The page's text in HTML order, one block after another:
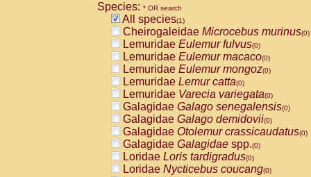
Species: * OR search
All species(1)
Cheirogaleidae Microcebus murinus(0)
Lemuridae Eulemur fulvus(0)
Lemuridae Eulemur macaco(0)
Lemuridae Eulemur mongoz(0)
Lemuridae Lemur catta(0)
Lemuridae Varecia variegata(0)
Galagidae Galago senegalensis(0)
Galagidae Galago demidovii(0)
Galagidae Otolemur crassicaudatus(0)
Galagidae Galagidae spp.(0)
Loridae Loris tardigradus(0)
Loridae Nycticebus coucang(0)